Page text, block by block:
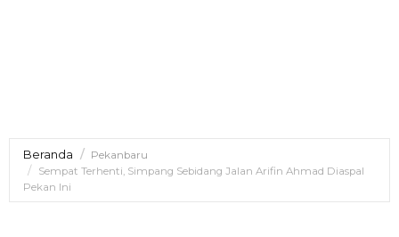
Beranda
Pekanbaru
Sempat Terhenti, Simpang Sebidang Jalan Arifin Ahmad Diaspal
Pekan Ini